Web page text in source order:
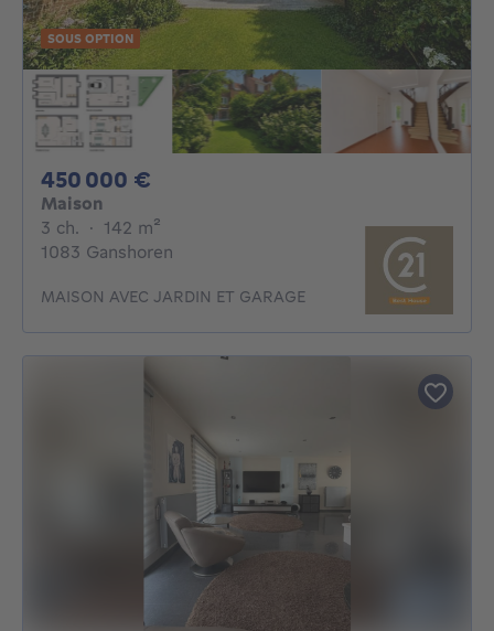
SOUS OPTION
450 000 €
Maison
3 ch. 3 chambres
· 142 m²
1083 Ganshoren
MAISON AVEC JARDIN ET GARAGE